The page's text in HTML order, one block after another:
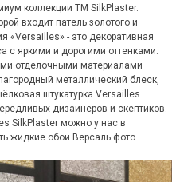
коллекции ТМ SilkPlaster.
входит патель золотого и
«Versailles» - это декоративная
с яркими и дорогими оттенками.
отделочными материалами
металлический блеск,
штукатурка Versailles
дизайнеров и скептиков.
SilkPlaster можно у нас в
жидкие обои Версаль фото.